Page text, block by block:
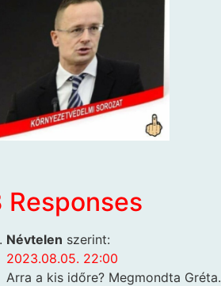
Responses
Névtelen szerint:
2023.08.05. 22:00
Arra a kis időre? Megmondta Gréta.